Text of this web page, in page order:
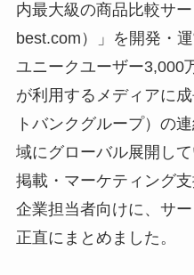
内最大級の商品比較サ
best.com）」を開発・
ユニークユーザー3,000
が利用するメディアに
トバンクグループ）の
域にグローバル展開し
掲載・マーケティング
企業担当者向けに、サ
正直にまとめました。